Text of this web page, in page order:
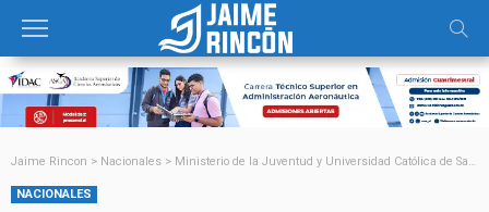
Jaime Rincon > Nacionales > Ministerio de la Juventud y Universidad Católica de Santo Domingo firman acuerdo en beneficio de estudiantes para grado, maestría, postgrado y pasantía
NACIONALES